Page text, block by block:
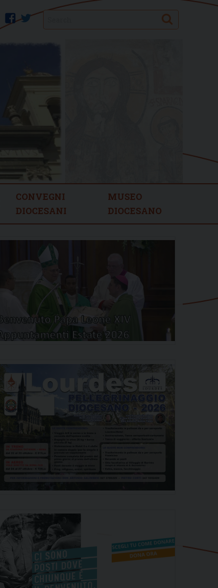
twitter
facebook Search
CONVEGNI
DIOCESANI
MUSEO
DIOCESANO